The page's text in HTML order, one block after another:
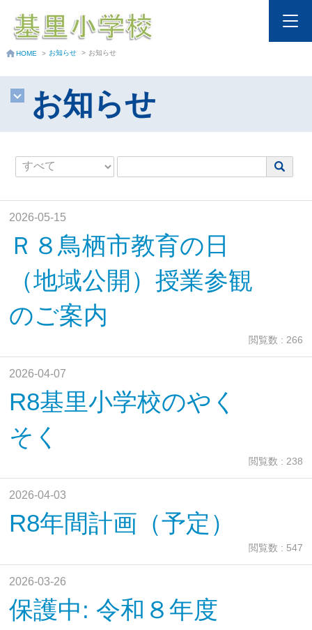
HOME > お知らせ > お知らせ
お知らせ
2026-05-15
Ｒ８鳥栖市教育の日
（地域公開）授業参観
のご案内
閲覧数 : 266
2026-04-07
R8基里小学校のやく
そく
閲覧数 : 238
2026-04-03
R8年間計画（予定）
閲覧数 : 547
2026-03-26
保護中: 令和８年度